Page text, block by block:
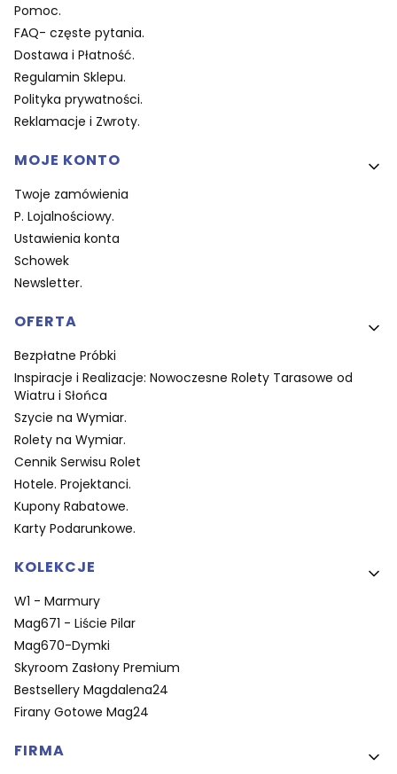
Pomoc.
FAQ- częste pytania.
Dostawa i Płatność.
Regulamin Sklepu.
Polityka prywatności.
Reklamacje i Zwroty.
MOJE KONTO
Twoje zamówienia
P. Lojalnościowy.
Ustawienia konta
Schowek
Newsletter.
OFERTA
Bezpłatne Próbki
Inspiracje i Realizacje: Nowoczesne Rolety Tarasowe od
Wiatru i Słońca
Szycie na Wymiar.
Rolety na Wymiar.
Cennik Serwisu Rolet
Hotele. Projektanci.
Kupony Rabatowe.
Karty Podarunkowe.
KOLEKCJE
W1 - Marmury
Mag671 - Liście Pilar
Mag670-Dymki
Skyroom Zasłony Premium
Bestsellery Magdalena24
Firany Gotowe Mag24
FIRMA